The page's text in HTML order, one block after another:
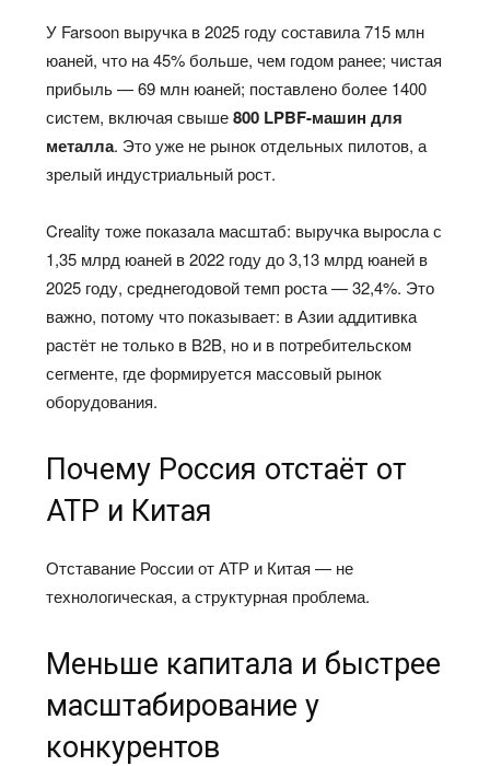
У Farsoon выручка в 2025 году составила 715 млн
юаней, что на 45% больше, чем годом ранее; чистая
прибыль — 69 млн юаней; поставлено более 1400
систем, включая свыше800 LPBF-машин для
металла. Это уже не рынок отдельных пилотов, а
зрелый индустриальный рост.
Creality тоже показала масштаб: выручка выросла с
1,35 млрд юаней в 2022 году до 3,13 млрд юаней в
2025 году, среднегодовой темп роста — 32,4%. Это
важно, потому что показывает: в Азии аддитивка
растёт не только в B2B, но и в потребительском
сегменте, где формируется массовый рынок
оборудования.
Почему Россия отстаёт от
АТР и Китая
Отставание России от АТР и Китая — не
технологическая, а структурная проблема.
Меньше капитала и быстрее
масштабирование у
конкурентов